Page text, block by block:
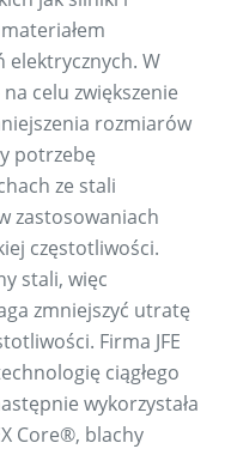
elektrycznych. W
celu zwiększenie
rozmiarów
potrzebę
ze stali
zastosowaniach
częstotliwości.
stali, więc
zmniejszyć utratę
Firma JFE
ciągłego
wykorzystała
Core®, blachy